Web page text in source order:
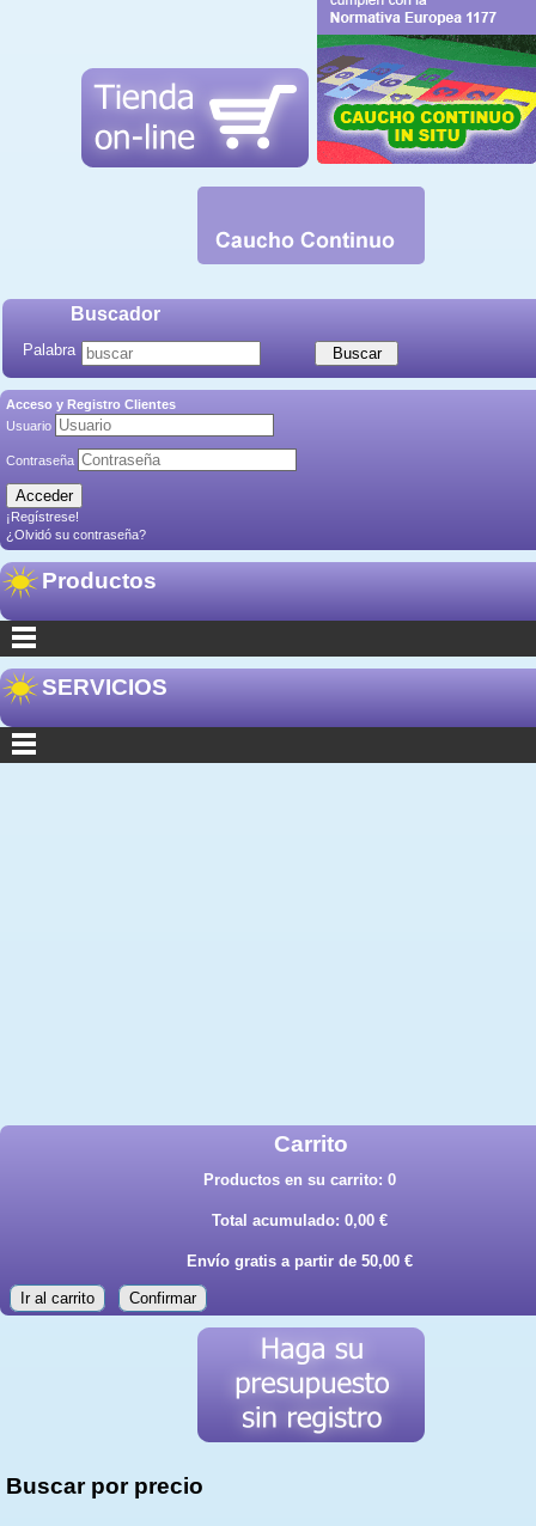
Buscador
Palabra
Acceso y Registro Clientes
Usuario
Contraseña
¡Regístrese!
¿Olvidó su contraseña?
Productos
SERVICIOS
Carrito
Productos en su carrito: 0
Total acumulado: 0,00 €
Envío gratis a partir de 50,00 €
Ir al carrito Confirmar
Buscar por precio